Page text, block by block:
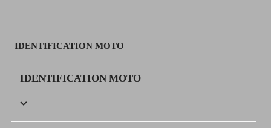
IDENTIFICATION MOTO
IDENTIFICATION MOTO
